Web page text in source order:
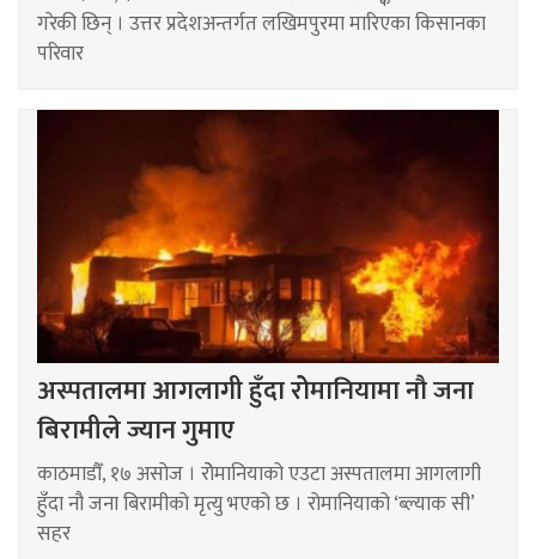
गरेकी छिन् । उत्तर प्रदेशअन्तर्गत लखिमपुरमा मारिएका किसानका
परिवार
अस्पतालमा आगलागी हुँदा रोेमानियामा नौ जना
बिरामीले ज्यान गुमाए
काठमाडौँ, १७ असोज । रोेमानियाको एउटा अस्पतालमा आगलागी
हुँदा नौ जना बिरामीको मृत्यु भएको छ । रोमानियाको ‘ब्ल्याक सी’
सहर